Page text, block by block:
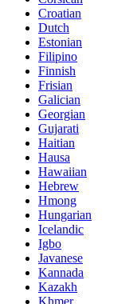
Croatian
Dutch
Estonian
Filipino
Finnish
Frisian
Galician
Georgian
Gujarati
Haitian
Hausa
Hawaiian
Hebrew
Hmong
Hungarian
Icelandic
Igbo
Javanese
Kannada
Kazakh
Khmer